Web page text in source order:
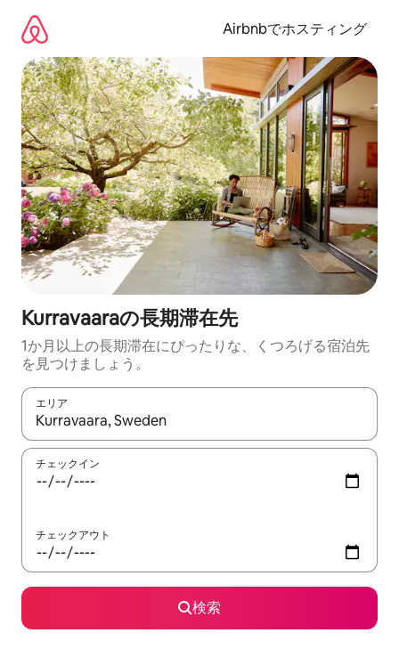
Airbnbでホスティング
Kurravaaraの長期滞在先
1か月以上の長期滞在にぴったりな、くつろげる宿泊先
を見つけましょう。
エリア
検索結果が表示されたら、上下の矢印キーを使って移動するか
チェックイン
チェックアウト
検索